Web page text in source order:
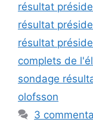
résultat
résultat
résultat
complets de
sondage
olofsson
3